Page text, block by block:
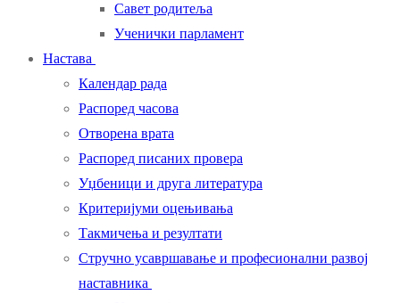
Савет родитеља
Ученички парламент
Настава
Календар рада
Распоред часова
Отворена врата
Распоред писаних провера
Уџбеници и друга литература
Критеријуми оцењивања
Такмичења и резултати
Стручно усавршавање и професионални развој
наставника